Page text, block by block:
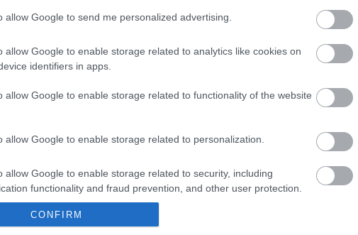
allow Google to send me personalized advertising.
allow Google to enable storage related to analytics like cookies on
identifiers in apps.
allow Google to enable storage related to functionality of the website
allow Google to enable storage related to personalization.
allow Google to enable storage related to security, including
functionality and fraud prevention, and other user protection.
CONFIRM
Egerbakta) felől érkező és
útvonala Lajosváros ideiglenes
utca - Koháry István utca - Árpád
végállomás.
pixabay.com – Képünk illusztráció)